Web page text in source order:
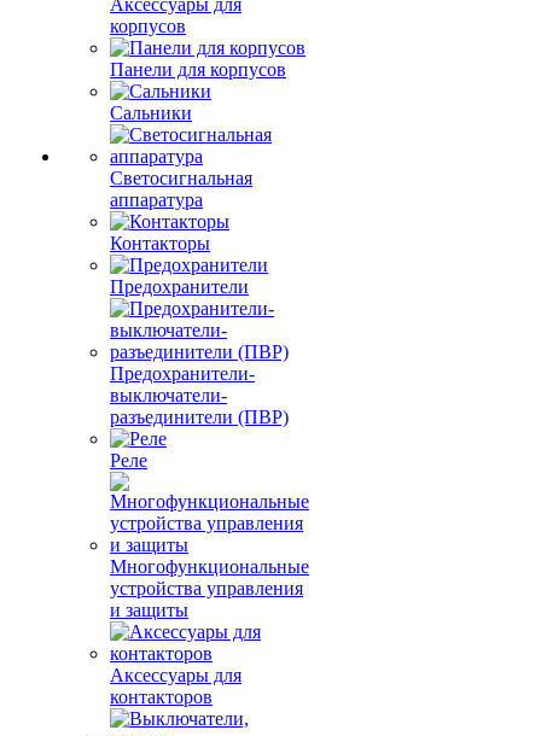
Аксессуары для
корпусов
Панели для корпусов
Сальники
Светосигнальная
аппаратура
Контакторы
Предохранители
Предохранители-
выключатели-
разъединители (ПВР)
Реле
Многофункциональные
устройства управления
и защиты
Аксессуары для
контакторов